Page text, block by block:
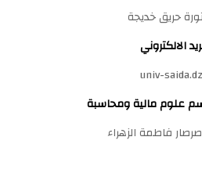
حريق خديجة
الالكتروني
علوم مالية ومحاسبة
فاطمة الزهراء